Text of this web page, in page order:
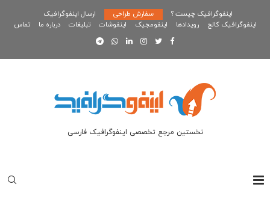
اینفوگرافیک چیست ؟ سفارش طراحی
ارسال اینفوگرافیک
اینفوگرافیک کالج
رویدادها اینفومجیک اینفوشات تبلیغات درباره ما تماس
نخستین مرجع تخصصی اینفوگرافیک فارسی